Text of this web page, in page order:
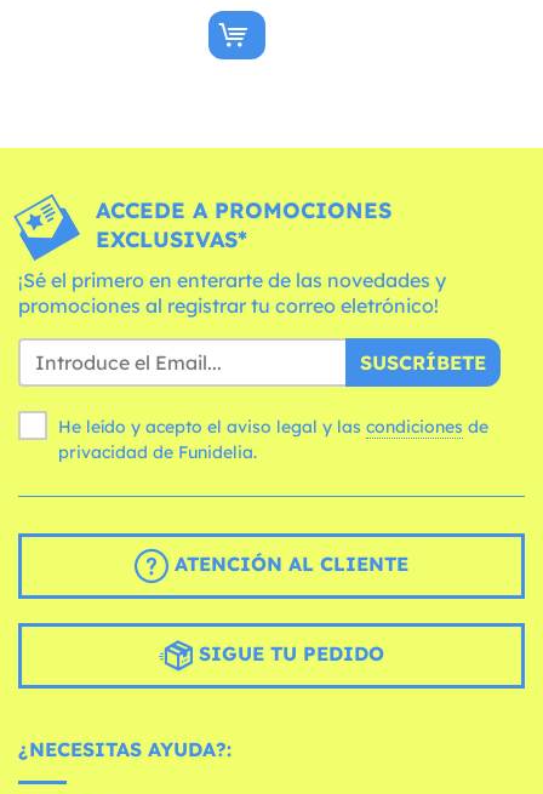
ACCEDE A PROMOCIONES
EXCLUSIVAS*
¡Sé el primero en enterarte de las novedades y
promociones al registrar tu correo eletrónico!
SUSCRÍBETE
He leído y acepto el aviso legal y las condiciones
privacidad de Funidelia.
ATENCIÓN AL CLIENTE
SIGUE TU PEDIDO
¿NECESITAS AYUDA?: